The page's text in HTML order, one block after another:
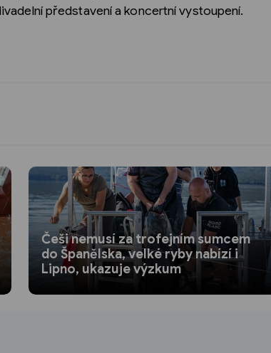
představení a koncertní vystoupení.
Češi nemusí za trofejním sumcem
do Španělska, velké ryby nabízí i
Lipno, ukazuje výzkum